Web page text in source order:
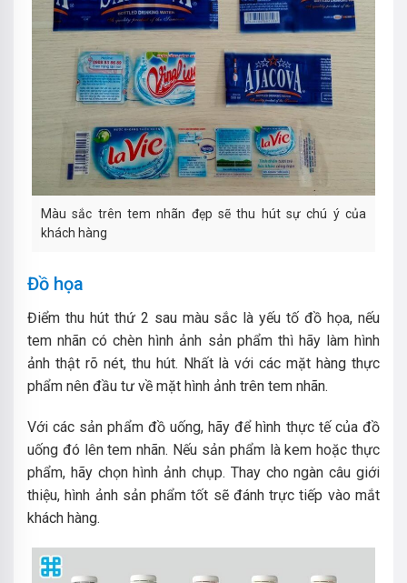
Màu sắc trên tem nhãn đẹp sẽ thu hút sự chú ý của
khách hàng
Đồ họa
Điểm thu hút thứ 2 sau màu sắc là yếu tố đồ họa, nếu
tem nhãn có chèn hình ảnh sản phẩm thì hãy làm hình
ảnh thật rõ nét, thu hút. Nhất là với các mặt hàng thực
phẩm nên đầu tư về mặt hình ảnh trên tem nhãn.
Với các sản phẩm đồ uống, hãy để hình thực tế của đồ
uống đó lên tem nhãn. Nếu sản phẩm là kem hoặc thực
phẩm, hãy chọn hình ảnh chụp. Thay cho ngàn câu giới
thiệu, hình ảnh sản phẩm tốt sẽ đánh trực tiếp vào mắt
khách hàng.